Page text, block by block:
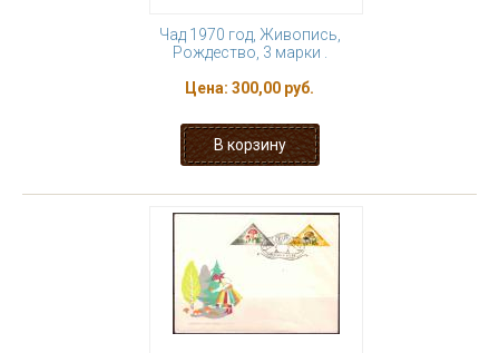
Чад 1970 год, Живопись,
Рождество, 3 марки .
Цена: 300,00 руб.